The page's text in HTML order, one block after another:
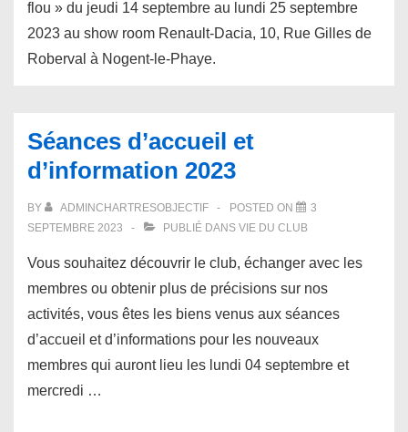
flou » du jeudi 14 septembre au lundi 25 septembre
2023 au show room Renault-Dacia, 10, Rue Gilles de
Roberval à Nogent-le-Phaye.
Séances d’accueil et
d’information 2023
BY ADMINCHARTRESOBJECTIF POSTED ON
3
SEPTEMBRE 2023
PUBLIÉ DANS VIE DU CLUB
Vous souhaitez découvrir le club, échanger avec les
membres ou obtenir plus de précisions sur nos
activités, vous êtes les biens venus aux séances
d’accueil et d’informations pour les nouveaux
membres qui auront lieu les lundi 04 septembre et
mercredi …